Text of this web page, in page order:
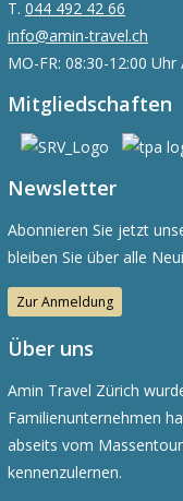
T. 044 492 42 66
info@amin-travel.ch
MO-FR: 08:30-12:00
Mitgliedschaften
Newsletter
Abonnieren Sie jetzt
bleiben Sie über alle
Zur Anmeldung
Über uns
Amin Travel Zürich
Familienunternehmen
abseits vom
kennenzulernen.